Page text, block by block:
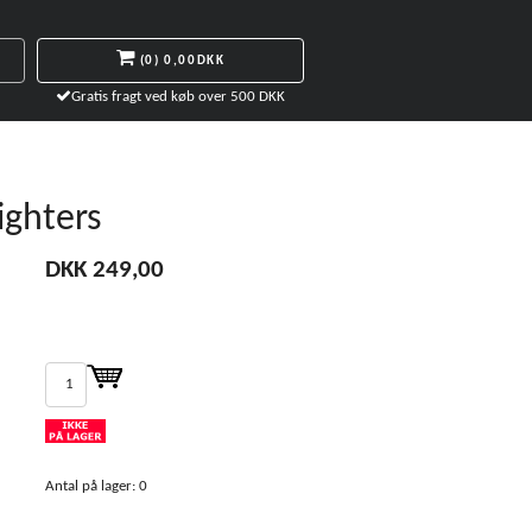
(0)0,00DKK
Gratis fragt ved køb over 500 DKK
DKK 249,00
Antal på lager: 0